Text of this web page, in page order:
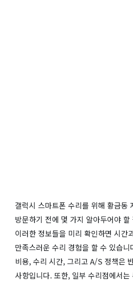
갤럭시 스마트폰 수리를 위해 황금동
방문하기 전에 몇 가지 알아두어야
이러한 정보들을 미리 확인하면 시간
만족스러운 수리 경험을 할 수 있습
비용, 수리 시간, 그리고 A/S 정책은
사항입니다. 또한, 일부 수리점에서